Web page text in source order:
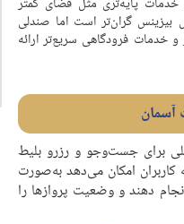
بیزینس گران‌تر است اما صندلی
و خدمات فرودگاهی سریع‌تر ارائه
آسمان
برای جست‌وجو و رزرو بلیط
امکان می‌دهد به‌صورت
دهند و وضعیت پروازها را